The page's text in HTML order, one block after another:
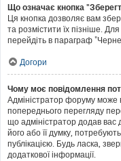
Що означає кнопка
Ця кнопка дозволяє вам
та розмістити їх пізніше.
перейдіть в параграф
Догори
Чому моє повідомлення
Адміністратор форуму
попереднього перегляду
що адміністратор додав вас
його або її думку,
публікацією. Будь ласка,
додаткової інформації.